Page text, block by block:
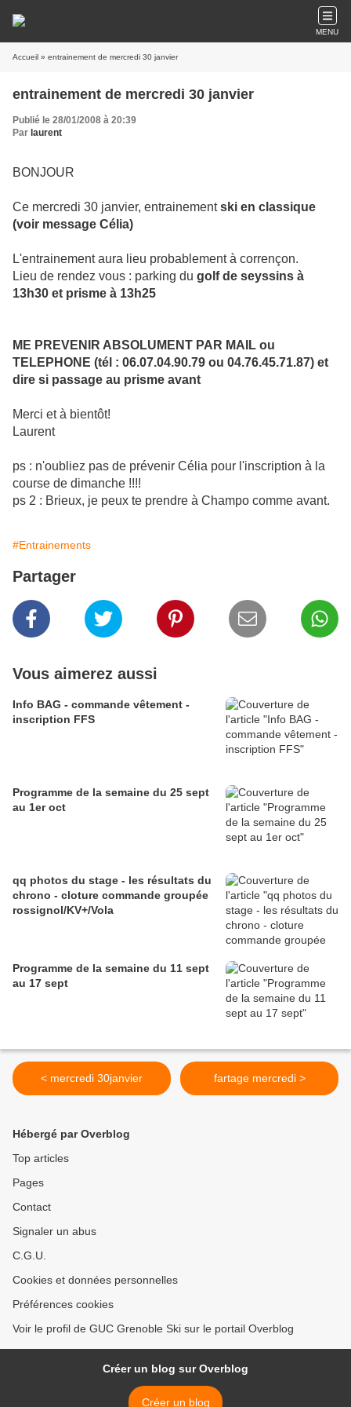
MENU
Accueil » entrainement de mercredi 30 janvier
entrainement de mercredi 30 janvier
Publié le 28/01/2008 à 20:39
Par laurent
BONJOUR
Ce mercredi 30 janvier, entrainementski en classique
(voir message Célia)
L'entrainement aura lieu probablement à corrençon.
Lieu de rendez vous : parking du golf de seyssins à
13h30 et prisme à 13h25
ME PREVENIR ABSOLUMENT PAR MAIL ou
TELEPHONE (tél : 06.07.04.90.79 ou 04.76.45.71.87) et
dire si passage au prisme avant
Merci et à bientôt!
Laurent
ps : n'oubliez pas de prévenir Célia pour l'inscription à la
course de dimanche !!!!
ps 2 : Brieux, je peux te prendre à Champo comme avant.
#Entrainements
Partager
Vous aimerez aussi
Info BAG - commande vêtement -
inscription FFS
Programme de la semaine du 25 sept
au 1er oct
qq photos du stage - les résultats du
chrono - cloture commande groupée
rossignol/KV+/Vola
Programme de la semaine du 11 sept
au 17 sept
< mercredi 30janvier fartage mercredi >
Hébergé par Overblog
Top articles
Pages
Contact
Signaler un abus
C.G.U.
Cookies et données personnelles
Préférences cookies
Voir le profil de GUC Grenoble Ski sur le portail Overblog
Créer un blog sur Overblog
Créer un blog